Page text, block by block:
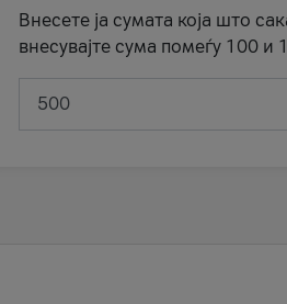
Внесете ја сумата која што
внесувајте сума помеѓу 100 и